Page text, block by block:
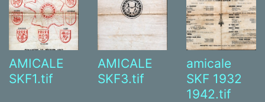
AMICALE
SKF1.tif
AMICALE
SKF3.tif
amicale
SKF 1932
1942.tif